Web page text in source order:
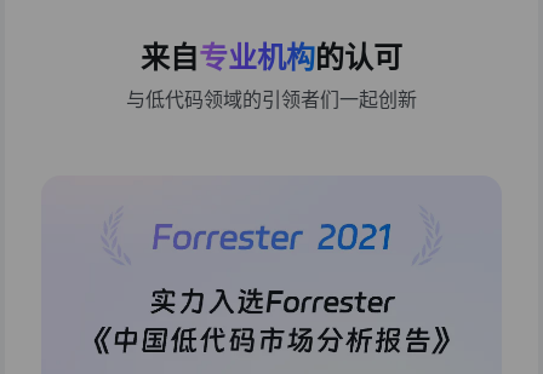
来自 专业机构的认可
与低代码领域的引领者们一起创新